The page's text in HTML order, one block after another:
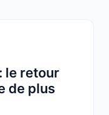
le retour
de plus